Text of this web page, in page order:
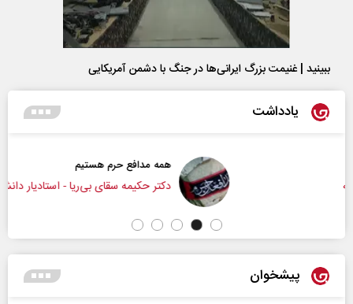
ببینید | غنیمت بزرگ ایرانی‌ها در جنگ با دشمن آمریکایی
یادداشت
همه مدافع حرم هستیم
دکتر حکیمه سقای بی‌ریا - استادیار دانشگاه تهران
پیشخوان